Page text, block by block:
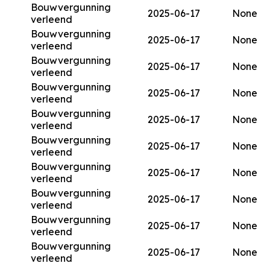
Bouwvergunning
verleend
2025-06-17
None
Bouwvergunning
verleend
2025-06-17
None
Bouwvergunning
verleend
2025-06-17
None
Bouwvergunning
verleend
2025-06-17
None
Bouwvergunning
verleend
2025-06-17
None
Bouwvergunning
verleend
2025-06-17
None
Bouwvergunning
verleend
2025-06-17
None
Bouwvergunning
verleend
2025-06-17
None
Bouwvergunning
verleend
2025-06-17
None
Bouwvergunning
verleend
2025-06-17
None